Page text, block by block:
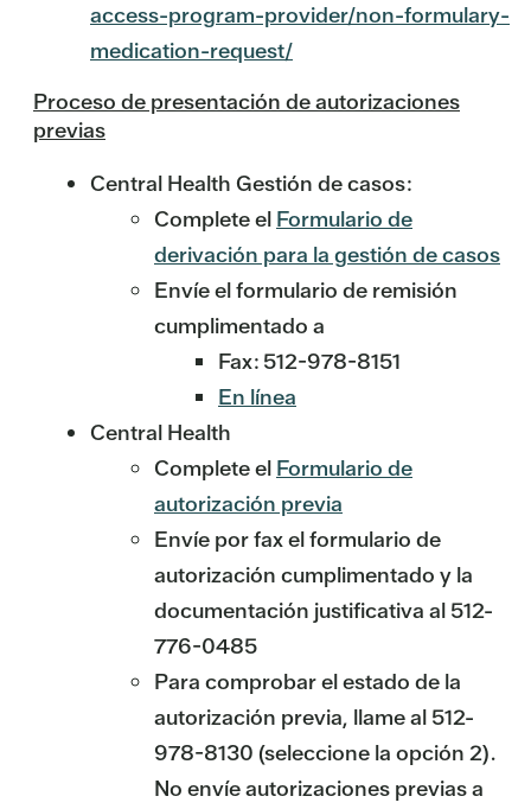
access-program-provider/non-formulary-
medication-request/
Proceso de presentación de autorizaciones
previas
Central Health Gestión de casos:
Complete el Formulario de
derivación para la gestión de casos
Envíe el formulario de remisión
cumplimentado a
Fax: 512-978-8151
En línea
Central Health
Complete el Formulario de
autorización previa
Envíe por fax el formulario de
autorización cumplimentado y la
documentación justificativa al 512-
776-0485
Para comprobar el estado de la
autorización previa, llame al 512-
978-8130 (seleccione la opción 2).
No envíe autorizaciones previas a